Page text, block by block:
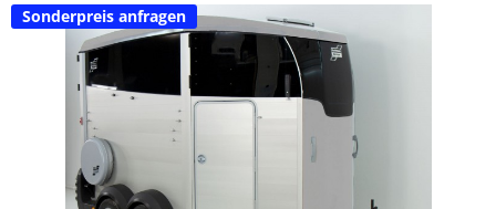
Sonderpreis anfragen